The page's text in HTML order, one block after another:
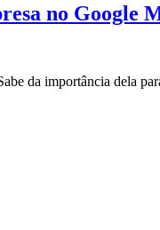
no Google
da importância dela